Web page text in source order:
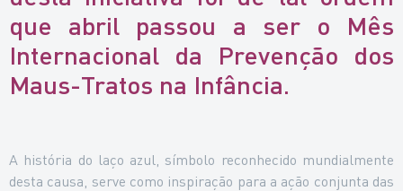
que abril passou a ser o Mês
Internacional da Prevenção dos
Maus-Tratos na Infância.
A história do laço azul, símbolo reconhecido mundialmente
desta causa, serve como inspiração para a ação conjunta das